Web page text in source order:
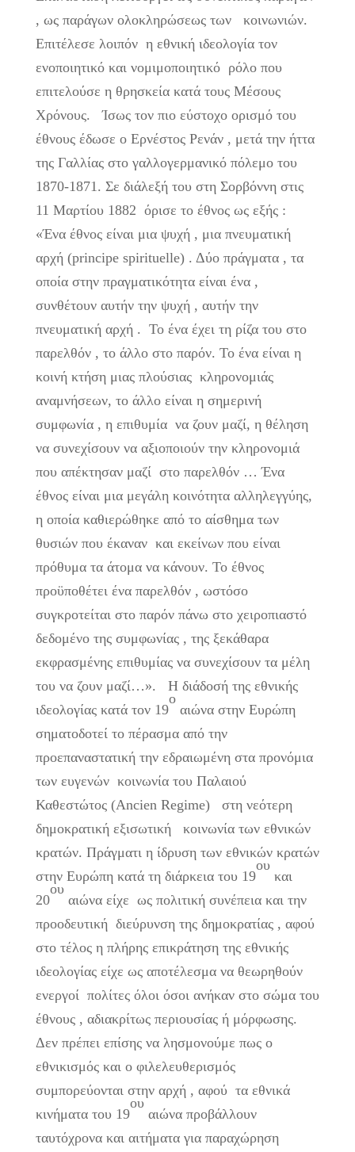
, ως παράγων ολοκληρώσεως των κοινωνιών.
Επιτέλεσε λοιπόν η εθνική ιδεολογία τον
ενοποιητικό και νομιμοποιητικό ρόλο που
επιτελούσε η θρησκεία κατά τους Μέσους
Χρόνους. Ίσως τον πιο εύστοχο ορισμό του
έθνους έδωσε ο Ερνέστος Ρενάν , μετά την ήττα
της Γαλλίας στο γαλλογερμανικό πόλεμο του
1870-1871. Σε διάλεξή του στη Σορβόννη στις
11 Μαρτίου 1882 όρισε το έθνος ως εξής :
«Ένα έθνος είναι μια ψυχή , μια πνευματική
αρχή (principe spirituelle) . Δύο πράγματα , τα
οποία στην πραγματικότητα είναι ένα ,
συνθέτουν αυτήν την ψυχή , αυτήν την
πνευματική αρχή . Το ένα έχει τη ρίζα του στο
παρελθόν , το άλλο στο παρόν. Το ένα είναι η
κοινή κτήση μιας πλούσιας κληρονομιάς
αναμνήσεων, το άλλο είναι η σημερινή
συμφωνία , η επιθυμία να ζουν μαζί, η θέληση
να συνεχίσουν να αξιοποιούν την κληρονομιά
που απέκτησαν μαζί στο παρελθόν … Ένα
έθνος είναι μια μεγάλη κοινότητα αλληλεγγύης,
η οποία καθιερώθηκε από το αίσθημα των
θυσιών που έκαναν και εκείνων που είναι
πρόθυμα τα άτομα να κάνουν. Το έθνος
προϋποθέτει ένα παρελθόν , ωστόσο
συγκροτείται στο παρόν πάνω στο χειροπιαστό
δεδομένο της συμφωνίας , της ξεκάθαρα
εκφρασμένης επιθυμίας να συνεχίσουν τα μέλη
του να ζουν μαζί…». Η διάδοσή της εθνικής
ιδεολογίας κατά τον 19
ο
αιώνα στην Ευρώπη
σηματοδοτεί το πέρασμα από την
προεπαναστατική την εδραιωμένη στα προνόμια
των ευγενών κοινωνία του Παλαιού
Καθεστώτος (Ancien Regime) στη νεότερη
δημοκρατική εξισωτική κοινωνία των εθνικών
κρατών. Πράγματι η ίδρυση των εθνικών κρατών
στην Ευρώπη κατά τη διάρκεια του 19
ου
και
20
ου
αιώνα είχε ως πολιτική συνέπεια και την
προοδευτική διεύρυνση της δημοκρατίας , αφού
στο τέλος η πλήρης επικράτηση της εθνικής
ιδεολογίας είχε ως αποτέλεσμα να θεωρηθούν
ενεργοί πολίτες όλοι όσοι ανήκαν στο σώμα του
έθνους , αδιακρίτως περιουσίας ή μόρφωσης.
Δεν πρέπει επίσης να λησμονούμε πως ο
εθνικισμός και ο φιλελευθερισμός
συμπορεύονται στην αρχή , αφού τα εθνικά
κινήματα του 19
ου
αιώνα προβάλλουν
ταυτόχρονα και αιτήματα για παραχώρηση